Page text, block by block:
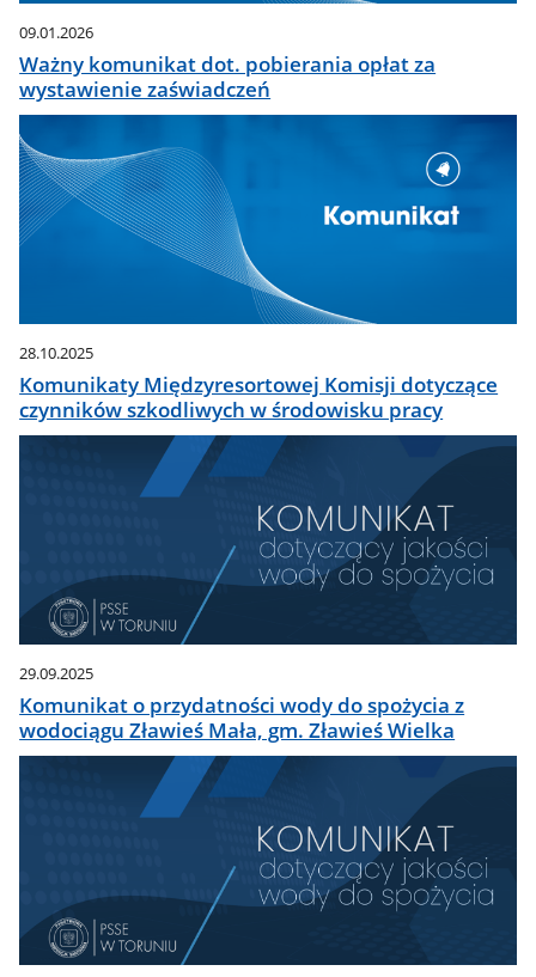
09.01.2026
Ważny komunikat dot. pobierania opłat za
wystawienie zaświadczeń
28.10.2025
Komunikaty Międzyresortowej Komisji dotyczące
czynników szkodliwych w środowisku pracy
29.09.2025
Komunikat o przydatności wody do spożycia z
wodociągu Zławieś Mała, gm. Zławieś Wielka